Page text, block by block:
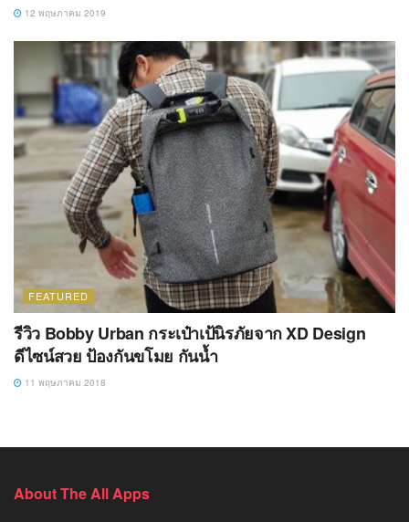
12 พฤษภาคม 2019
FEATURED
รีวิว Bobby Urban กระเป๋าเป้นิรภัยจาก XD Design
ดีไซน์สวย ป้องกันขโมย กันน้ำ
11 พฤษภาคม 2018
About The All Apps